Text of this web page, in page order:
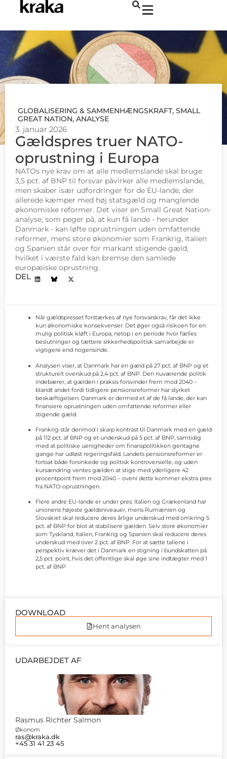
GLOBALISERING & SAMMENHÆNGSKRAFT, SMALL
GREAT NATION, ANALYSE
3. januar 2026
Gældspres truer NATO-
oprustning i Europa
NATOs nye krav om at alle medlemslande skal bruge
3,5 pct. af BNP til forsvar påvirker alle medlemslande,
men skaber især udfordringer for de EU-lande, der
allerede kæmper med høj statsgæld og manglende
økonomiske reformer. Det viser en Small Great Nation-
analyse, som peger på, at kun få lande - herunder
Danmark - kan løfte oprustningen uden omfattende
reformer, mens store økonomier som Frankrig, Italien
og Spanien står over for markant stigende gæld,
hvilket i værste fald kan bremse den samlede
europæiske oprustning.
DEL
Når gældspresset forstærkes af nye forsvarskrav, får det ikke
kun økonomiske konsekvenser. Det øger også risikoen for en
mulig politisk kløft i Europa, netop i en periode hvor fælles
beslutninger og tættere sikkerhedspolitisk samarbejde er
vigtigere end nogensinde.
Analysen viser, at Danmark har en gæld på 27 pct. af BNP og et
strukturelt overskud på 2,4 pct. af BNP. Den nuværende politik
indebærer, at gælden i praksis forsvinder frem mod 2040 –
blandt andet fordi tidligere pensionsreformer har styrket
beskæftigelsen. Danmark er dermed et af de få lande, der kan
finansiere oprustningen uden omfattende reformer eller
stigende gæld.
Frankrig står derimod i skarp kontrast til Danmark med en gæld
på 112 pct. af BNP og et underskud på 5 pct. af BNP, samtidig
med at politiske uenigheder om finanspolitikken gentagne
gange har udløst regeringsfald. Landets pensionsreformer er
fortsat både forsinkede og politisk kontroversielle, og uden
kursændring ventes gælden at stige med yderligere 42
procentpoint frem mod 2040 – oveni dette kommer ekstra pres
fra NATO-oprustningen.
Flere andre EU-lande er under pres: Italien og Grækenland har
unionens højeste gældsniveauer, mens Rumænien og
Slovakiet skal reducere deres årlige underskud med omkring 5
pct. af BNP for blot at stabilisere gælden. Selv store økonomier
som Tyskland, Italien, Frankrig og Spanien skal reducere deres
underskud med over 2 pct. af BNP. For at sætte tallene i
perspektiv kræver det i Danmark en stigning i bundskatten på
2,5 pct. point, hvis det offentlige skal øge sine indtægter med 1
pct. af BNP
DOWNLOAD
Hent analysen
UDARBEJDET AF
Rasmus Richter Salmon
Økonom
ras@kraka.dk
+45 31 41 23 45